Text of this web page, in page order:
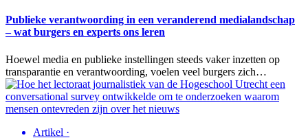
Publieke verantwoording in een veranderend medialandschap
– wat burgers en experts ons leren
Hoewel media en publieke instellingen steeds vaker inzetten op
transparantie en verantwoording, voelen veel burgers zich…
Artikel ·